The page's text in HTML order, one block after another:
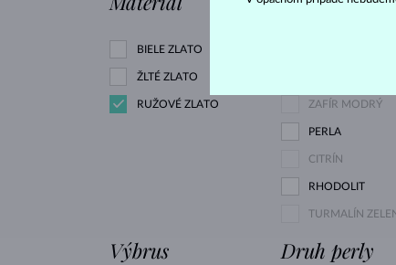
BIELE ZLATO
ŽLTÉ ZLATO
RUŽOVÉ ZLATO ZAFÍR MODRÝ
PERLA
CITRÍN
RHODOLIT
TURMALÍN
Výbrus Druh perly